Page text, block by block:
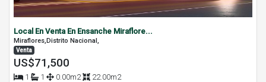
Local En Venta En Ensanche Miraflore...
Miraflores,Distrito Nacional,
Venta
US$71,500
1 1 0.00m2 22.00m2